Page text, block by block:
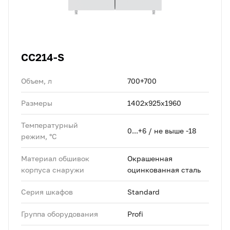
CC214-S
Объем, л 700+700
Размеры 1402x925x1960
Температурный
режим, °C
0...+6 / не выше -18
Материал обшивок
корпуса снаружи
Окрашенная
оцинкованная сталь
Серия шкафов Standard
Группа оборудования Profi